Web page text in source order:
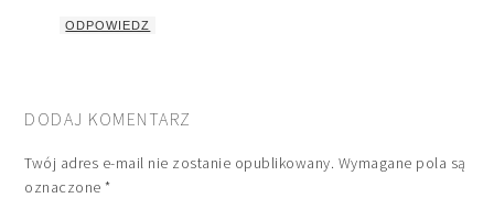
ODPOWIEDZ
DODAJ KOMENTARZ
Twój adres e-mail nie zostanie opublikowany. Wymagane pola są
oznaczone*